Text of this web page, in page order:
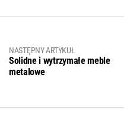
NASTĘPNY ARTYKUŁ
Solidne i wytrzymałe meble
metalowe